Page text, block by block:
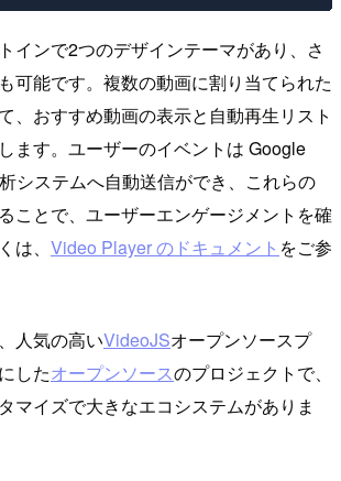
インで2つのデザインテーマがあり、さ
可能です。複数の動画に割り当てられた
、おすすめ動画の表示と自動再生リスト
ます。ユーザーのイベントは Google
システムへ自動送信ができ、これらの
ことで、ユーザーエンゲージメントを確
は、 Video Player のドキュメント をご参
人気の高いVideoJSオープンソースプ
したオープンソースのプロジェクトで、
マイズで大きなエコシステムがありま